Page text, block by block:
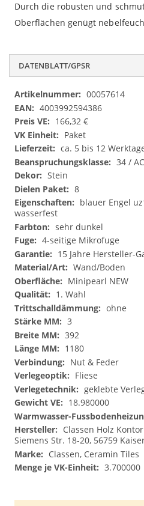
Durch die robusten und
Oberflächen genügt
DATENBLATT/GPSR
Datenblatt/GPSR 00057614
4003992594386
166,32 €
Paket
ca. 5 bis 12
34 /
Stein
8
blauer Engel
wasserfest
sehr dunkel
4-seitige Mikrofuge
15 Jahre Hersteller-
Wand/Boden
Minipearl NEW
1. Wahl
ohne
3
392
1180
Nut & Feder
Fliese
geklebte
18.980000
Classen Holz
Siemens Str. 18-20, 56759
Classen, Ceramin Tiles
3.700000